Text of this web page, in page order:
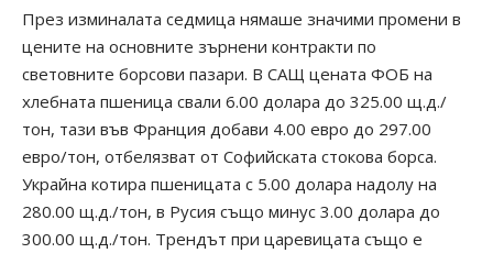
През изминалата седмица нямаше значими промени в
цените на основните зърнени контракти по
световните борсови пазари. В САЩ цената ФОБ на
хлебната пшеница свали 6.00 долара до 325.00 щ.д./
тон, тази във Франция добави 4.00 евро до 297.00
евро/тон, отбелязват от Софийската стокова борса.
Украйна котира пшеницата с 5.00 долара надолу на
280.00 щ.д./тон, в Русия също минус 3.00 долара до
300.00 щ.д./тон. Трендът при царевицата също е